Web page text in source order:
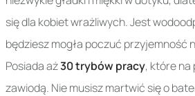
się dla kobiet wrażliwych. Jest
będziesz mogła poczuć przyjemność
Posiada aż30 trybów pracy, które na
zawiodą. Nie musisz martwić się o